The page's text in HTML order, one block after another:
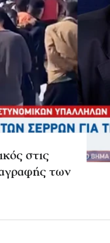
στις
των